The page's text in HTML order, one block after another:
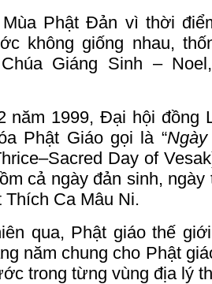
Phật Đản vì thời
không giống nhau,
Giáng Sinh –
năm 1999, Đại hội đồng
Phật Giáo gọi là “
Day of
cả ngày đản sinh, ngày
Ca Mâu Ni.
qua, Phật giáo thế
năm chung cho Phật
trong từng vùng địa lý